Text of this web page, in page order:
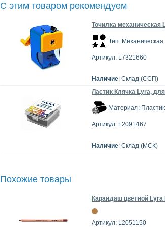
С этим товаром рекомендуем
Точилка механическая
Тип: Механическая
Артикул: L7321660
Наличие: Склад (ССП)
Ластик Клячка Lyra,
Материал: Пластик
Артикул: L2091467
Наличие: Склад (МСК)
Похожие товары
Карандаш цветной
Артикул: L2051150